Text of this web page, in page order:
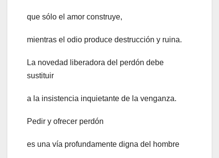
que sólo el amor construye,
mientras el odio produce destrucción y ruina.
La novedad liberadora del perdón debe
sustituir
a la insistencia inquietante de la venganza.
Pedir y ofrecer perdón
es una vía profundamente digna del hombre